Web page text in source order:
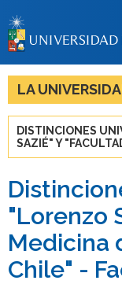
LA
DISTINCIONES
SAZIÉ" Y
"Lorenzo
Medicina
Chile" -